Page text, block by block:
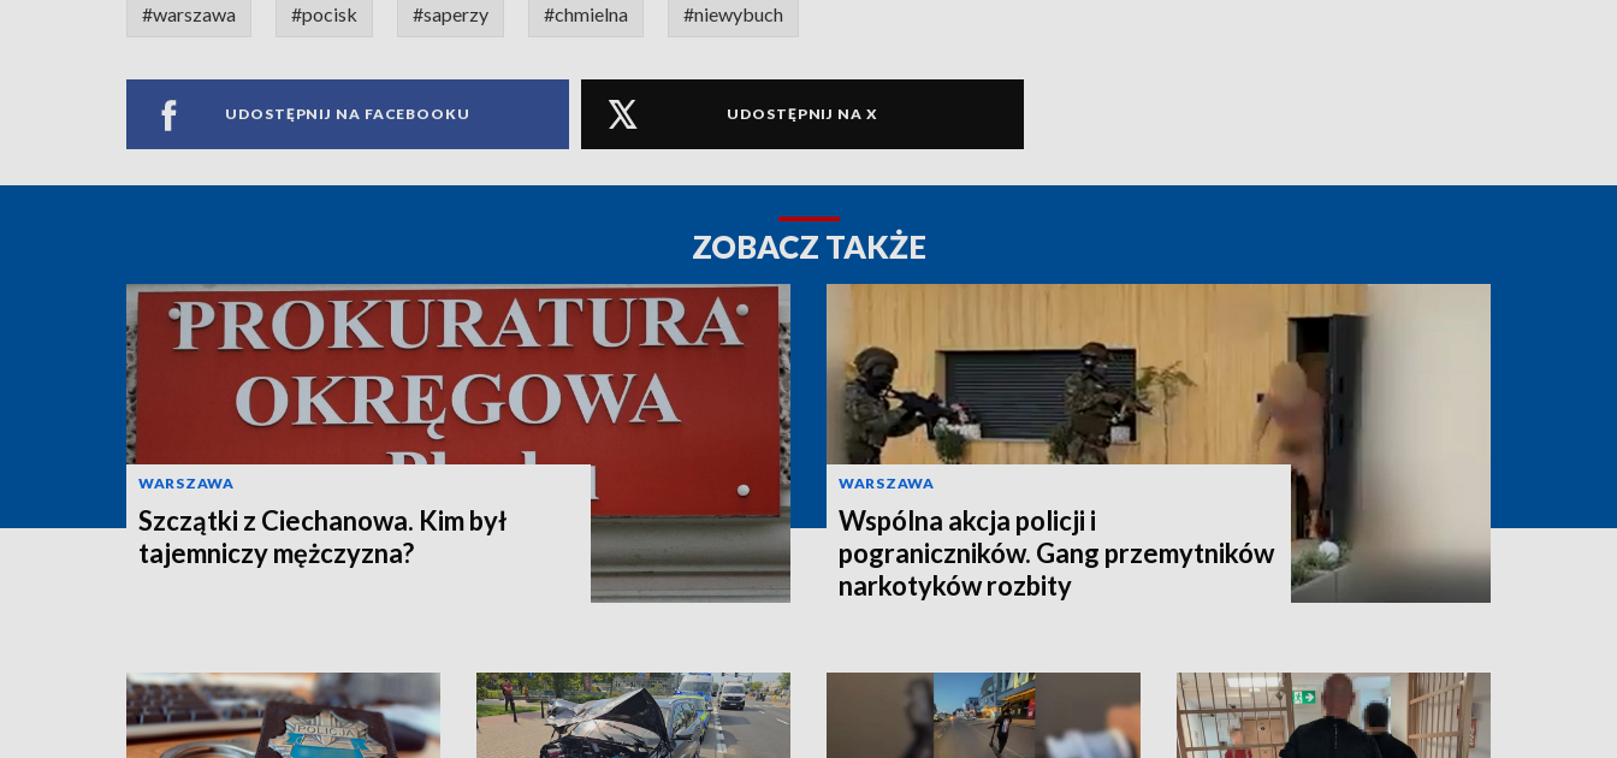
#warszawa #pocisk #saperzy #chmielna #niewybuch
UDOSTĘPNIJ NA FACEBOOKU UDOSTĘPNIJ NA X
ZOBACZ TAKŻE
WARSZAWA
Szczątki z Ciechanowa. Kim był
tajemniczy mężczyzna?
WARSZAWA
Wspólna akcja policji i
pograniczników. Gang przemytników
narkotyków rozbity